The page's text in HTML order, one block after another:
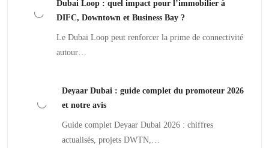
Dubai Loop : quel impact pour l’immobilier à
DIFC, Downtown et Business Bay ?
Le Dubai Loop peut renforcer la prime de connectivité
autour…
Deyaar Dubai : guide complet du promoteur 2026
et notre avis
Guide complet Deyaar Dubai 2026 : chiffres
actualisés, projets DWTN,…